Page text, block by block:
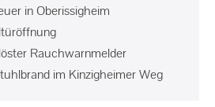
in Oberissigheim
Rauchwarnmelder
im Kinzigheimer Weg